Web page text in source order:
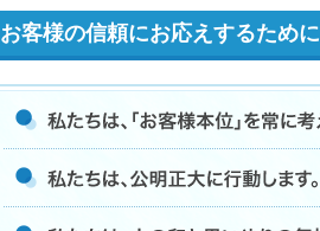
お客様の信頼にお応えするために